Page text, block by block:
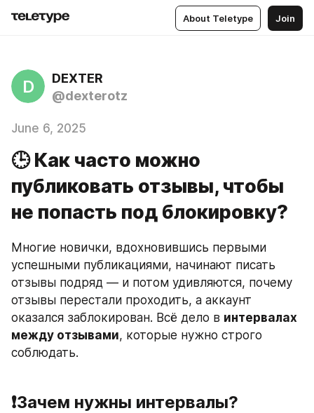
About Teletype Join
D
DEXTER
@dexterotz
June 6, 2025
🕒 Как часто можно
публиковать отзывы, чтобы
не попасть под блокировку?
Многие новички, вдохновившись первыми
успешными публикациями, начинают писать
отзывы подряд — и потом удивляются, почему
отзывы перестали проходить, а аккаунт
оказался заблокирован. Всё дело в интервалах
между отзывами, которые нужно строго
соблюдать.
❗️Зачем нужны интервалы?